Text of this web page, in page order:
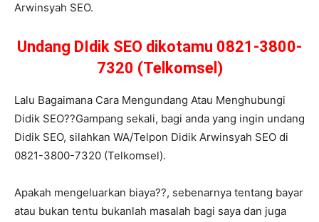
Arwinsyah SEO.
Undang DIdik SEO dikotamu 0821-3800-
7320 (Telkomsel)
Lalu Bagaimana Cara Mengundang Atau Menghubungi
Didik SEO??Gampang sekali, bagi anda yang ingin undang
Didik SEO, silahkan WA/Telpon Didik Arwinsyah SEO di
0821-3800-7320 (Telkomsel).
Apakah mengeluarkan biaya??, sebenarnya tentang bayar
atau bukan tentu bukanlah masalah bagi saya dan juga